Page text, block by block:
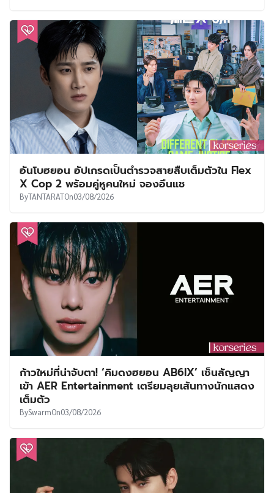
อันโบฮยอน อัปเกรดเป็นตำรวจสายสืบเต็มตัวใน Flex
X Cop 2 พร้อมคู่หูคนใหม่ จองอึนแช
ByTANTARATOn03/08/2026
ก้าวใหม่ที่น่าจับตา! ‘คิมดงฮยอน AB6IX’ เซ็นสัญญา
เข้า AER Entertainment เตรียมลุยเส้นทางนักแสดง
เต็มตัว
BySwarmOn03/08/2026